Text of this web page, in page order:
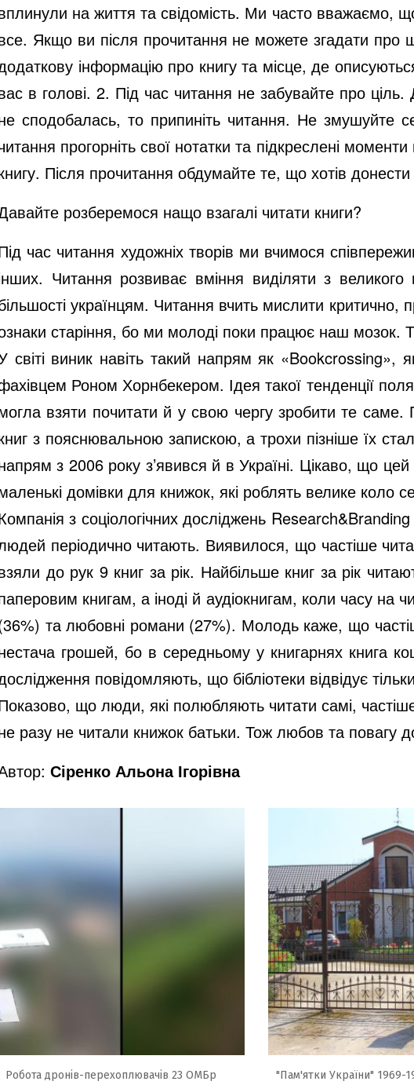
на життя та свідомість. Ми часто вважаємо,
Якщо ви після прочитання не можете згадати про
інформацію про книгу та місце, де
в голові. 2. Під час читання не забувайте про
сподобалась, то припиніть читання. Не змушуйте
прогорніть свої нотатки та підкреслені
Після прочитання обдумайте те, що хотів
розберемося нащо взагалі читати книги?
час читання художніх творів ми вчимося
Читання розвиває вміння виділяти з
українцям. Читання вчить мислити
старіння, бо ми молоді поки працює наш мозок.
світі виник навіть такий напрям як
Роном Хорнбекером. Ідея такої тенденції
взяти почитати й у свою чергу зробити те
з пояснювальною запискою, а трохи пізніше їх
з 2006 року з’явився й в Україні. Цікаво, що цей
домівки для книжок, які роблять велике коло
з соціологічних досліджень
періодично читають. Виявилося, що частіше
до рук 9 книг за рік. Найбільше книг за рік
книгам, а іноді й аудіокнигам, коли часу на
та любовні романи (27%). Молодь каже, що
грошей, бо в середньому у книгарнях книга
повідомляють, що бібліотеки відвідує
що люди, які полюбляють читати самі,
разу не читали книжок батьки. Тож любов та повагу
Сіренко Альона Ігорівна
Робота дронів-перехоплювачів 23 ОМБр "Пам'ятки України" 1969-